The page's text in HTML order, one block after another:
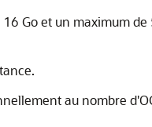
Go et un maximum
au nombre